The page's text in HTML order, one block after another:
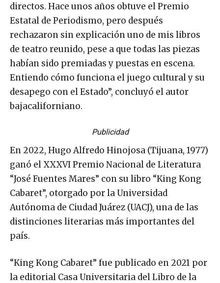
directos. Hace unos años obtuve el Premio
Estatal de Periodismo, pero después
rechazaron sin explicación uno de mis libros
de teatro reunido, pese a que todas las piezas
habían sido premiadas y puestas en escena.
Entiendo cómo funciona el juego cultural y su
desapego con el Estado”, concluyó el autor
bajacaliforniano.
Publicidad
En 2022, Hugo Alfredo Hinojosa (Tijuana, 1977)
ganó el XXXVI Premio Nacional de Literatura
“José Fuentes Mares” con su libro “King Kong
Cabaret”, otorgado por la Universidad
Autónoma de Ciudad Juárez (UACJ), una de las
distinciones literarias más importantes del
país.
“King Kong Cabaret” fue publicado en 2021 por
la editorial Casa Universitaria del Libro de la